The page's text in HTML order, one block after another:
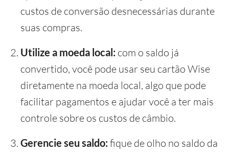
custos de conversão desnecessárias durante
suas compras.
Utilize a moeda local: com o saldo já
convertido, você pode usar seu cartão Wise
diretamente na moeda local, algo que pode
facilitar pagamentos e ajudar você a ter mais
controle sobre os custos de câmbio.
Gerencie seu saldo: fique de olho no saldo da